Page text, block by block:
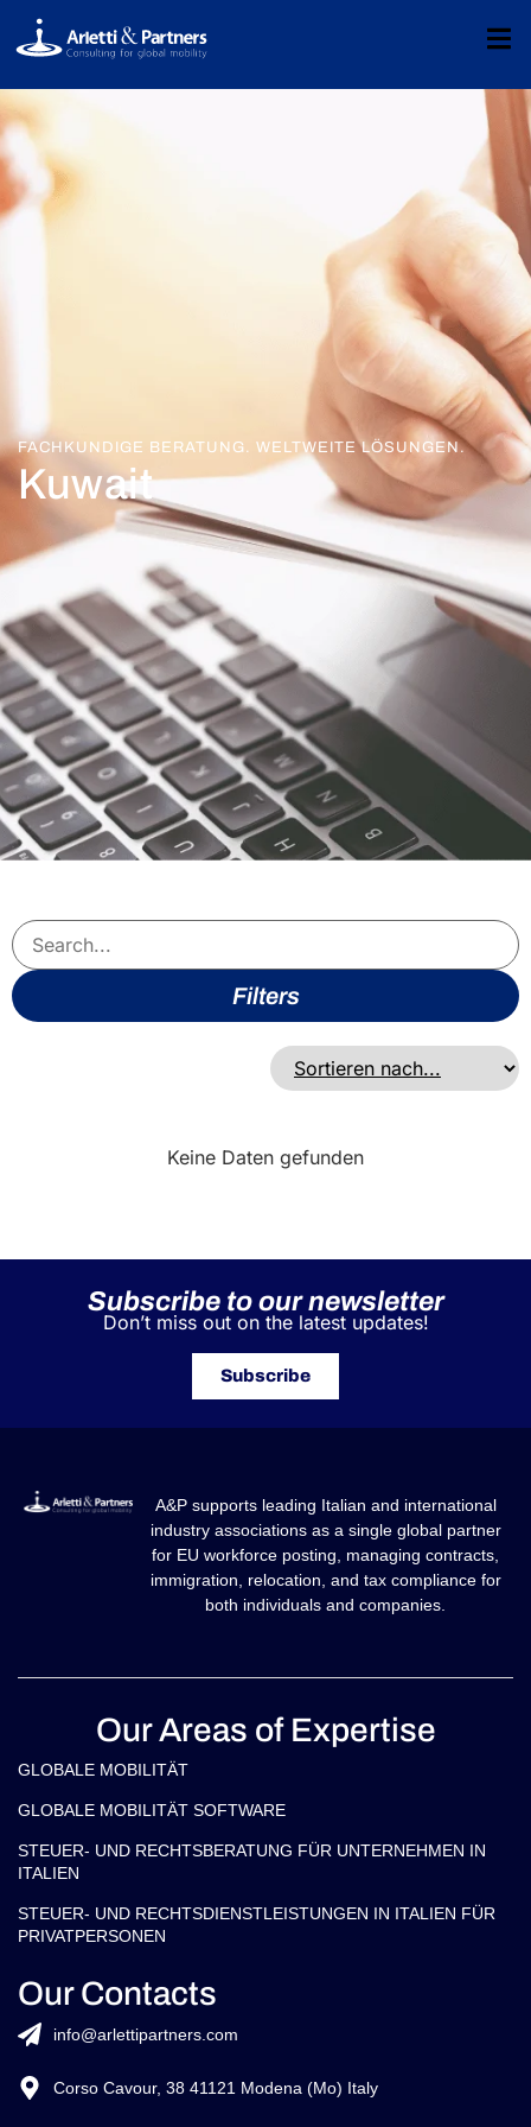
FACHKUNDIGE BERATUNG. WELTWEITE LÖSUNGEN.
Kuwait
Filters
Keine Daten gefunden
Subscribe to our newsletter
Don’t miss out on the latest updates!
Subscribe
A&P supports leading Italian and international
industry associations as a single global partner
for EU workforce posting, managing contracts,
immigration, relocation, and tax compliance for
both individuals and companies.
Our Areas of Expertise
GLOBALE MOBILITÄT
GLOBALE MOBILITÄT SOFTWARE
STEUER- UND RECHTSBERATUNG FÜR UNTERNEHMEN IN
ITALIEN
STEUER- UND RECHTSDIENSTLEISTUNGEN IN ITALIEN FÜR
PRIVATPERSONEN
Our Contacts
info@arlettipartners.com
Corso Cavour, 38 41121 Modena (Mo) Italy